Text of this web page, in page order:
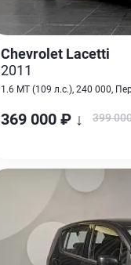
Chevrolet Lacetti
2011
1.6 MT (109 л.с.), 240 000,
369 000 ₽ ↓ 399